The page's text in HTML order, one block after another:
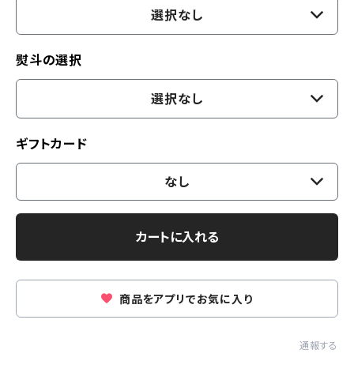
選択なし
熨斗の選択
選択なし
ギフトカード
なし
カートに入れる
商品をアプリでお気に入り
通報する